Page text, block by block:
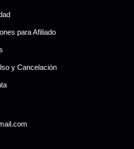
para Afiliado
y Cancelación